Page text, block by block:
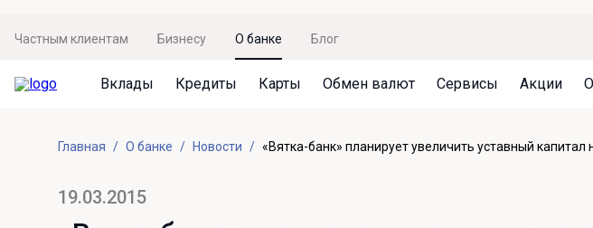
Частным клиентам Бизнесу О банке Блог
Вклады
Не упусти момент
Просто вклад
Система страхования
Кредиты
Кредит под залог недвижимости
Рефинансирование
Привилегии для
Карты
Дебетовая карта с пакетом услуг
Премиальная карта Mir Supreme
Документы
Обмен валют
Курсы валют
Бронирование валюты
Сервисы
Оплата кредита
Оценка недвижимости
Акции
Акция «Приведи друга»
Акция «Ставка на бизнес»
Главная О банке Новости «Вятка-банк» планирует увеличить уставный капитал
19.03.2015